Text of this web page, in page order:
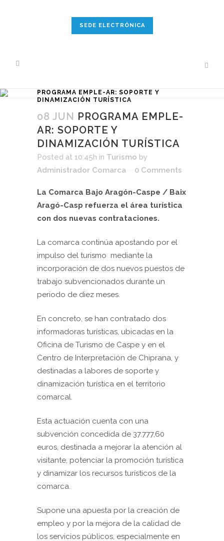
SEDE ELECTRÓNICA
PROGRAMA EMPLE-AR: SOPORTE Y
DINAMIZACIÓN TURÍSTICA
08 JUN PROGRAMA EMPLE-
AR: SOPORTE Y
DINAMIZACIÓN TURÍSTICA
Posted at 10:45h in Turismo by
Administrador Comarca
0 Comments
La Comarca Bajo Aragón-Caspe / Baix
Aragó-Casp refuerza el área turística
con dos nuevas contrataciones.
La comarca continúa apostando por el
impulso del turismo mediante la
incorporación de dos nuevos puestos de
trabajo subvencionados durante un
periodo de diez meses.
En concreto, se han contratado dos
informadoras turísticas, ubicadas en la
Oficina de Turismo de Caspe y en el
Centro de Interpretación de Chiprana, y
destinadas a labores de soporte y
dinamización turística en el territorio
comarcal.
Esta actuación cuenta con una
subvención concedida de 37.777,60
euros, destinada a mejorar la atención al
visitante, potenciar la promoción turística
y dinamizar los recursos turísticos de la
comarca.
Supone una apuesta por la creación de
empleo y por la mejora de la calidad de
los servicios públicos, especialmente en